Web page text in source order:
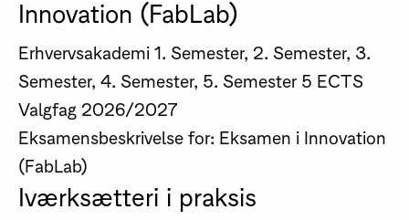
Innovation (FabLab)
Erhvervsakademi 1. Semester, 2. Semester, 3.
Semester, 4. Semester, 5. Semester 5 ECTS
Valgfag 2026/2027
Eksamensbeskrivelse for: Eksamen i Innovation
(FabLab)
Iværksætteri i praksis